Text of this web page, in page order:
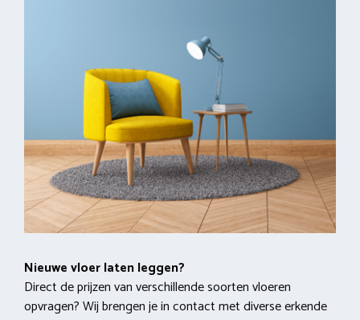
Nieuwe vloer laten leggen?
Direct de prijzen van verschillende soorten vloeren
opvragen? Wij brengen je in contact met diverse erkende